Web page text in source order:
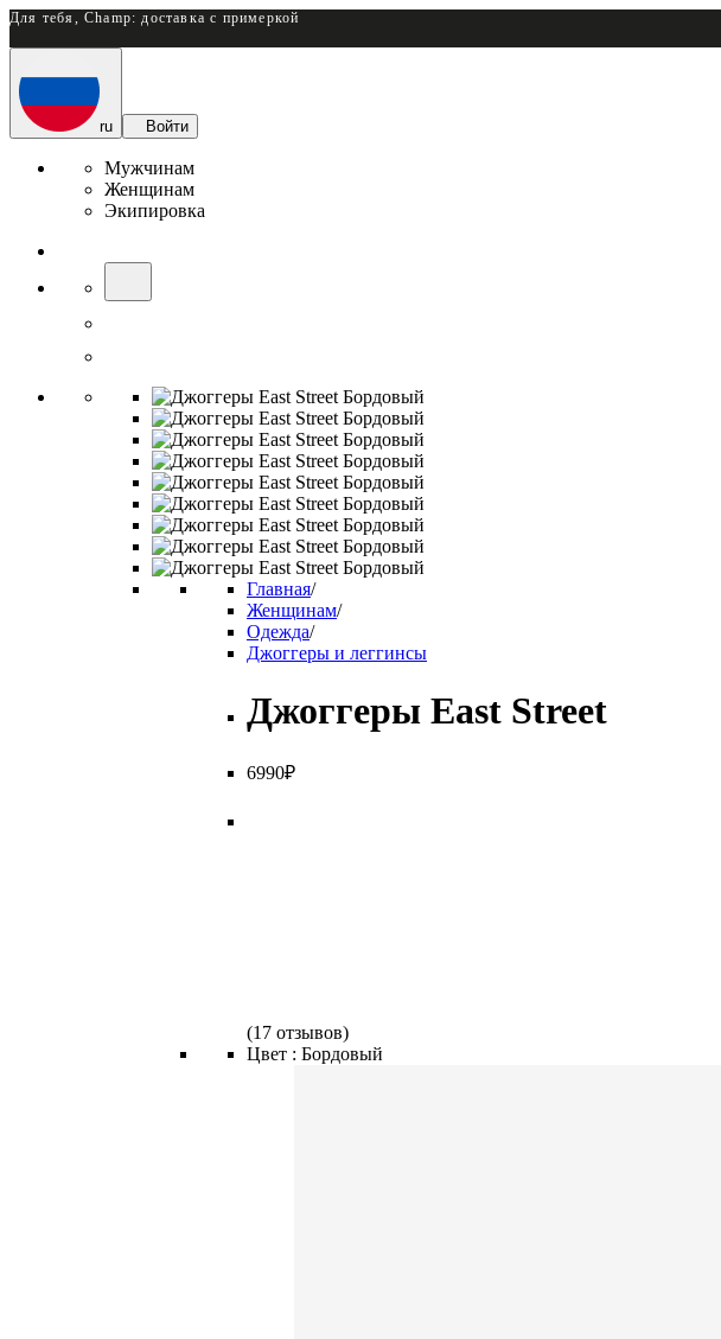
Для тебя, Champ: доставка с примеркой
ru Войти
Мужчинам
Женщинам
Экипировка
Главная/
Женщинам/
Одежда/
Джоггеры и леггинсы
Джоггеры East Street
6990₽
(17 отзывов)
Цвет : Бордовый